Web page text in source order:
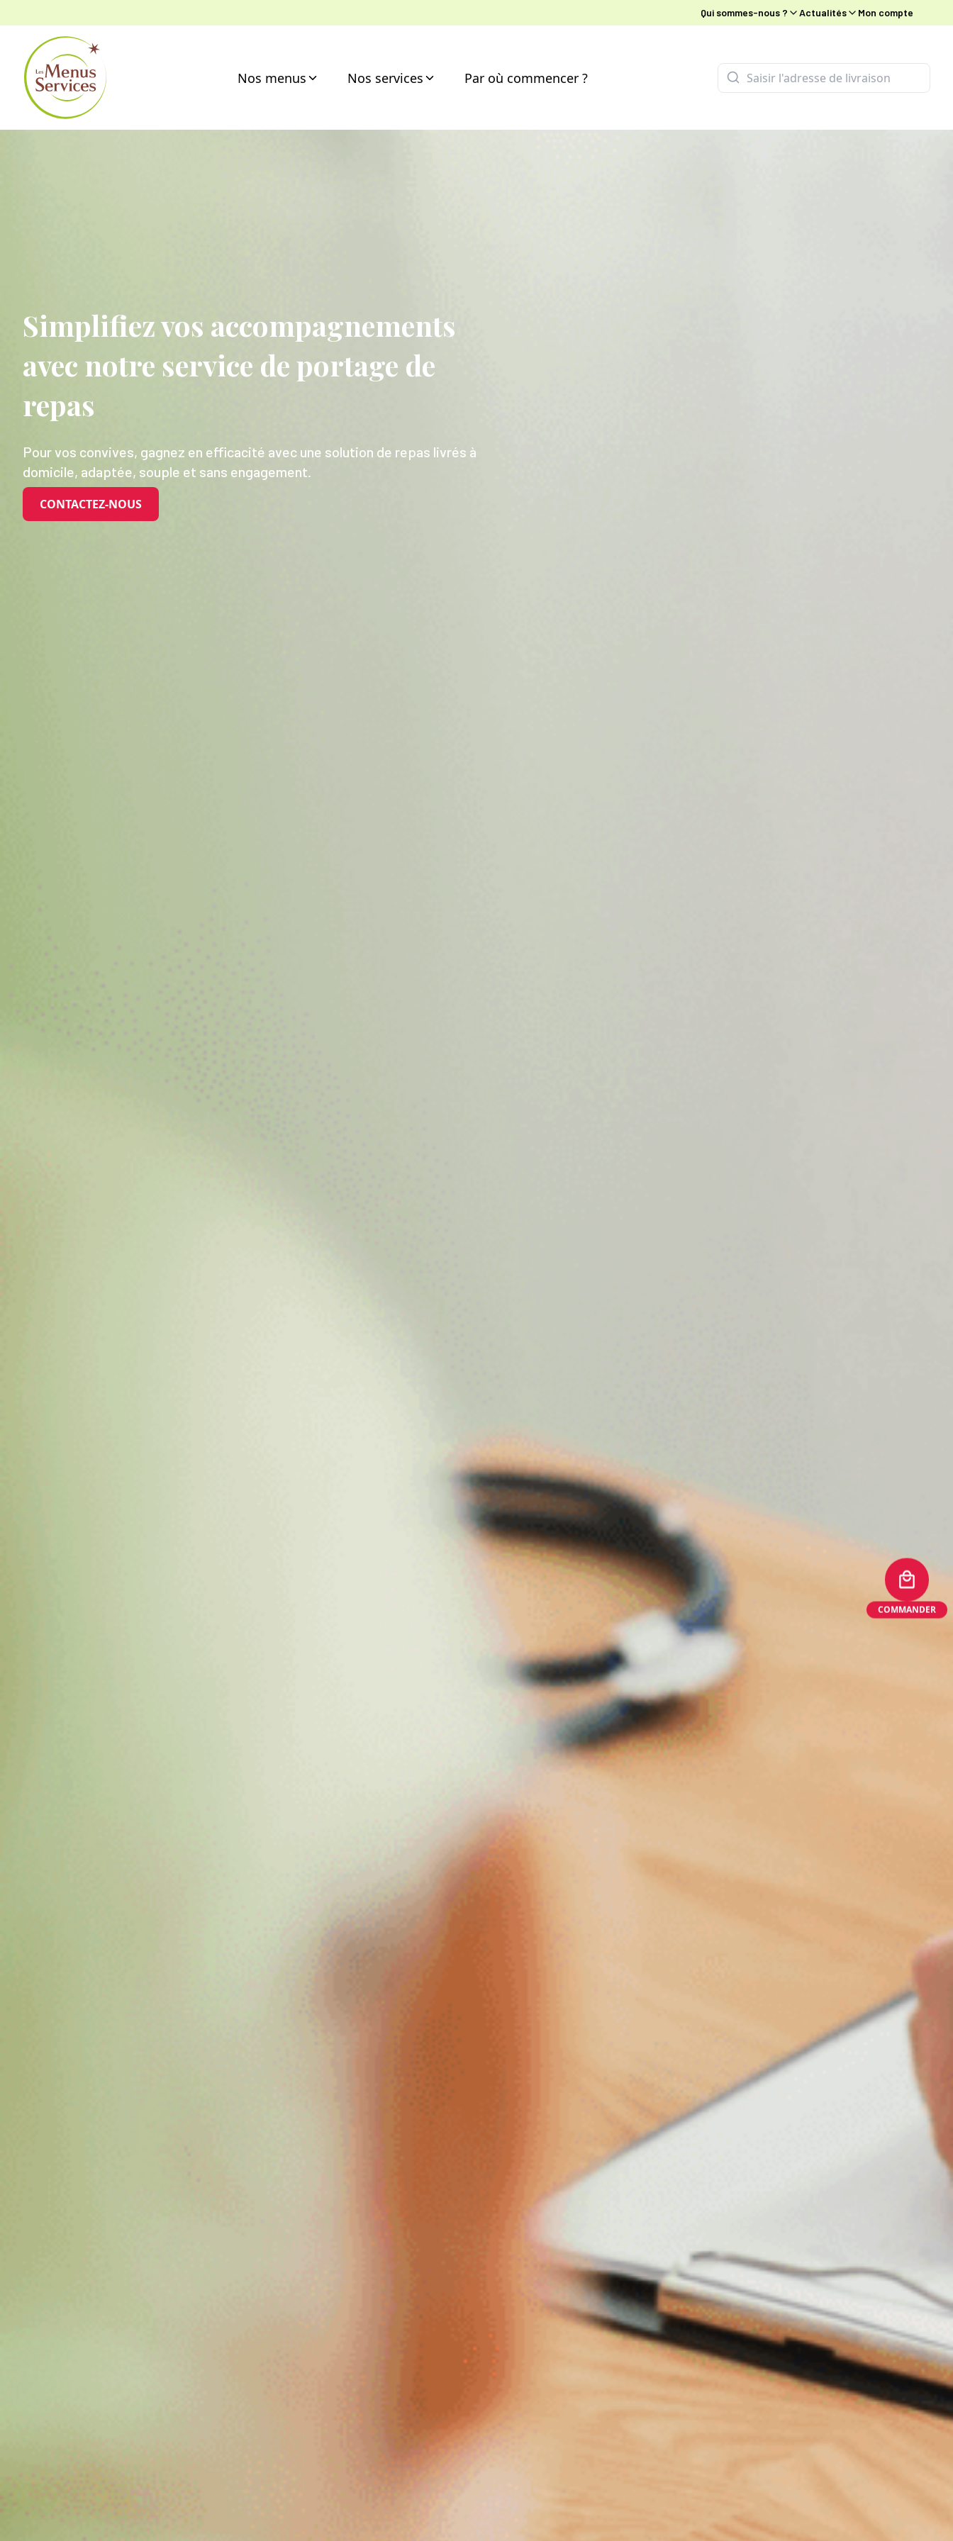
Qui sommes-nous ? Actualités Mon compte
Nos menus Nos services Par où commencer ?
COMMANDER
Simplifiez vos accompagnements
avec notre service de portage de
repas
Pour vos convives, gagnez en efficacité avec une solution de repas livrés à
domicile, adaptée, souple et sans engagement.
CONTACTEZ-NOUS